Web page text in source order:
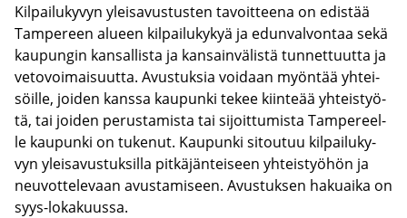
Kil­pai­lu­ky­vyn ylei­sa­vus­tus­ten ta­voit­tee­na on edis­tää
Tam­pe­reen alu­een kil­pai­lu­ky­kyä ja edun­val­von­taa sekä
kau­pun­gin kan­sal­lis­ta ja kan­sain­vä­lis­tä tun­net­tuut­ta ja
ve­to­voi­mai­suut­ta. Avus­tuk­sia voi­daan myön­tää yh­tei­
söil­le, joi­den kans­sa kau­pun­ki tekee kiin­te­ää yh­teis­työ­
tä, tai joi­den pe­rus­ta­mis­ta tai si­joit­tu­mis­ta Tam­pe­reel­
le kau­pun­ki on tu­ke­nut. Kau­pun­ki si­tou­tuu kil­pai­lu­ky­
vyn ylei­sa­vus­tuk­sil­la pit­kä­jän­tei­seen yh­teis­työ­hön ja
neu­vot­te­le­vaan avus­ta­mi­seen. Avus­tuk­sen ha­kuai­ka on
syys-​lokakuussa.